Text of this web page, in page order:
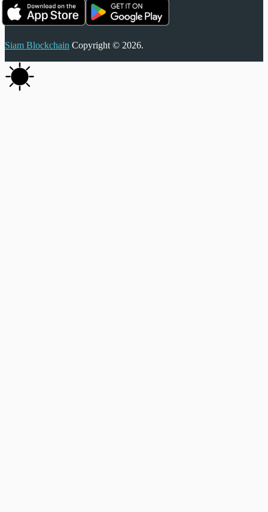
Siam Blockchain Copyright © 2026.